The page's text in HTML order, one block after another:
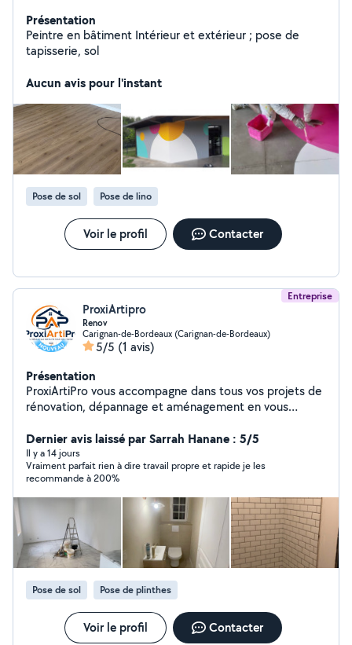
Présentation
Peintre en bâtiment Intérieur et extérieur ; pose de
tapisserie, sol
Aucun avis pour l'instant
Pose de sol Pose de lino
Voir le profil Contacter
Entreprise
ProxiArtipro
Renov
Carignan-de-Bordeaux (Carignan-de-Bordeaux)
5/5 (1 avis)
Présentation
ProxiArtiPro vous accompagne dans tous vos projets de
rénovation, dépannage et aménagement en vous
assurés. Nos partenaires interviennent rapidement pour
tous types de travaux : plomberie, électricité, peinture,
climatisation, maçonnerie, menuiserie, carrelage, placo,
couverture, entretien et bien plus encore. Devis gratuit
Intervention rapide Travail soigné Artisans sélectionnés
et assurés Suivi de votre chantier jusqu'à sa réalisation
Confiez-nous votre projet, nous trouvons l'artisan
adapté à vos besoins au meilleur rapport qualité/prix
Dernier avis laissé par Sarrah Hanane : 5/5
Il y a 14 jours
Vraiment parfait rien à dire travail propre et rapide je les
recommande à 200%
Pose de sol Pose de plinthes
Voir le profil Contacter